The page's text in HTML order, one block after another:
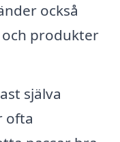
också
produkter
själva
ofta